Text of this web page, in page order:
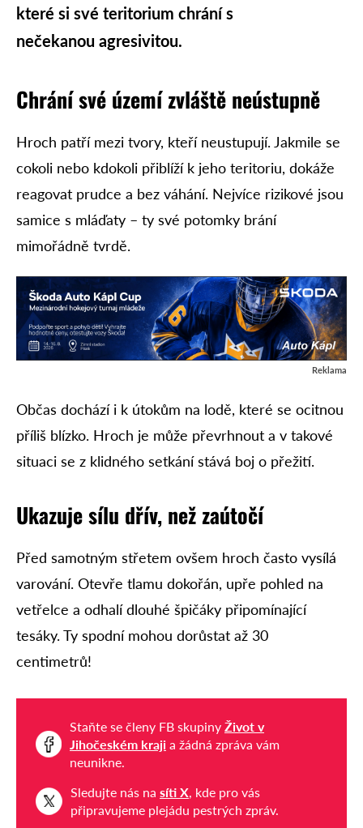
které si své teritorium chrání s
nečekanou agresivitou.
Chrání své území zvláště neústupně
Hroch patří mezi tvory, kteří neustupují. Jakmile se
cokoli nebo kdokoli přiblíží k jeho teritoriu, dokáže
reagovat prudce a bez váhání. Nejvíce rizikové jsou
samice s mláďaty – ty své potomky brání
mimořádně tvrdě.
Reklama
Občas dochází i k útokům na lodě, které se ocitnou
příliš blízko. Hroch je může převrhnout a v takové
situaci se z klidného setkání stává boj o přežití.
Ukazuje sílu dřív, než zaútočí
Před samotným střetem ovšem hroch často vysílá
varování. Otevře tlamu dokořán, upře pohled na
vetřelce a odhalí dlouhé špičáky připomínající
tesáky. Ty spodní mohou dorůstat až 30
centimetrů!
Staňte se členy FB skupiny Život v
Jihočeském kraji a žádná zpráva vám
neunikne.
Sledujte nás na síti X, kde pro vás
připravujeme plejádu pestrých zpráv.